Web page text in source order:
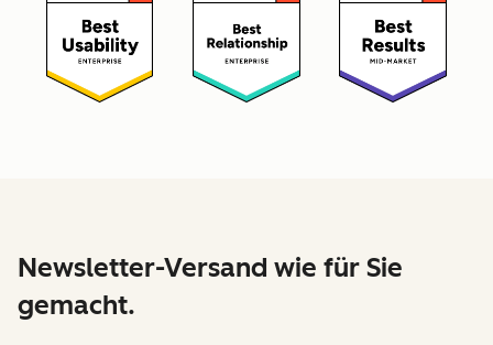
Newsletter-Versand wie für Sie
gemacht.